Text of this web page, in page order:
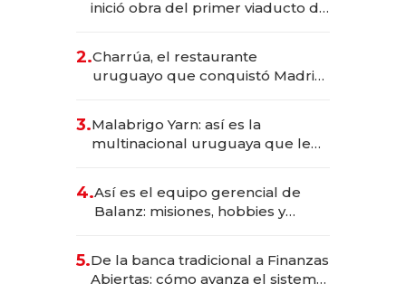
inició obra del primer viaducto de
millones
2.Charrúa, el restaurante
uruguayo que conquistó Madrid:
anticipación y prepara apertura
3.Malabrigo Yarn: así es la
multinacional uruguaya que le
4.Así es el equipo gerencial de
Balanz: misiones, hobbies y
5.De la banca tradicional a Finanzas
Abiertas: cómo avanza el sistema